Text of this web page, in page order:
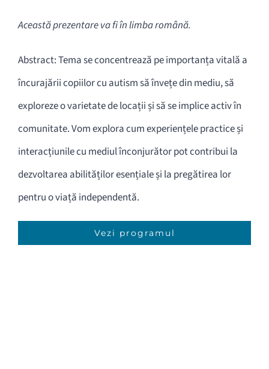
Această prezentare va fi în limba română.
Abstract: Tema se concentrează pe importanța vitală a
încurajării copiilor cu autism să învețe din mediu, să
exploreze o varietate de locații și să se implice activ în
comunitate. Vom explora cum experiențele practice și
interacțiunile cu mediul înconjurător pot contribui la
dezvoltarea abilităților esențiale și la pregătirea lor
pentru o viață independentă.
Vezi programul